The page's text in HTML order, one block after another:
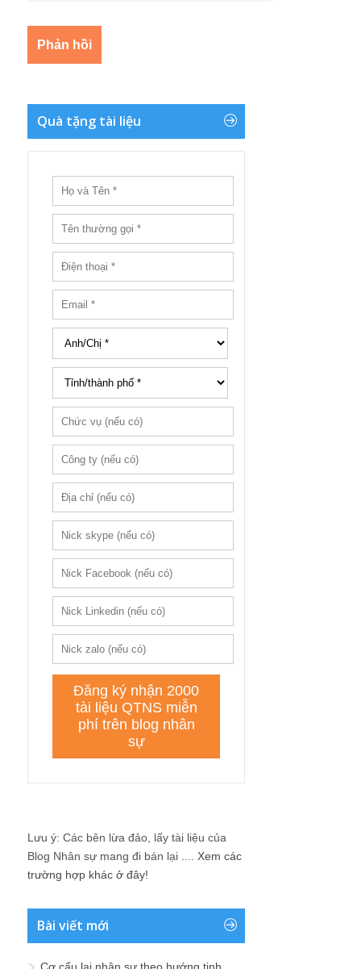
Quà tặng tài liệu
Lưu ý: Các bên lừa đảo, lấy tài liệu của
Blog Nhân sự mang đi bán lại .... Xem các
trường hợp khác ở đây!
Bài viết mới